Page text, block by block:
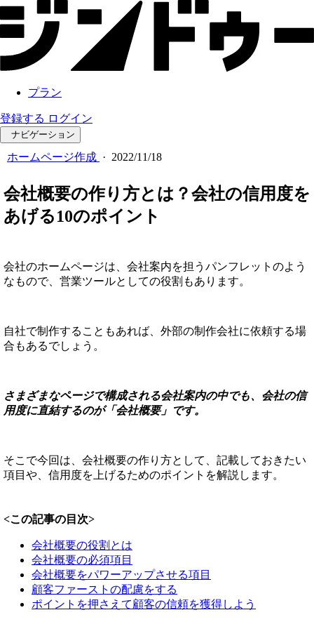
プラン
登録する ログイン
ナビゲーション
ホームページ作成 · 2022/11/18
会社概要の作り方とは？会社の信用度を
あげる10のポイント
会社のホームページは、会社案内を担うパンフレットのよう
なもので、営業ツールとしての役割もあります。
自社で制作することもあれば、外部の制作会社に依頼する場
合もあるでしょう。
さまざまなページで構成される会社案内の中でも、会社の信
用度に直結するのが「会社概要」です。
そこで今回は、会社概要の作り方として、記載しておきたい
項目や、信用度を上げるためのポイントを解説します。
<この記事の目次>
会社概要の役割とは
会社概要の必須項目
会社概要をパワーアップさせる項目
顧客ファーストの配慮をする
ポイントを押さえて顧客の信頼を獲得しよう